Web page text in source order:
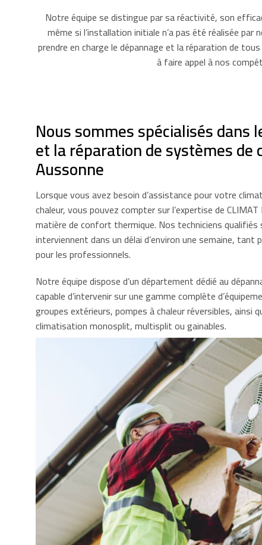
Notre équipe se distingue par sa réactivité, son
même si l’installation initiale n’a pas été réalisée
prendre en charge le dépannage et la réparation de
à faire appel à nos
Nous sommes spécialisés dans
et la réparation de systèmes
Aussonne
Lorsque vous avez besoin d’assistance pour votre
chaleur, vous pouvez compter sur l’expertise de CLIMAT
matière de confort thermique. Nos techniciens
interviennent dans un délai d’environ une semaine, tant
pour les professionnels.
Notre équipe dispose d’un département dédié au
capable d’intervenir sur une gamme complète
groupes extérieurs, pompes à chaleur réversibles, ainsi
climatisation monosplit, multisplit ou gainables.